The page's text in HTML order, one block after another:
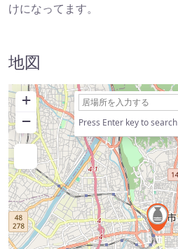
けになってます。
地図
+
−
Press Enter key to search